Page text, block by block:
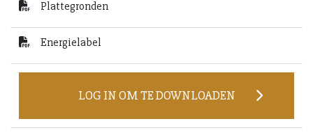
Plattegronden
Energielabel
LOG IN OM TE DOWNLOADEN